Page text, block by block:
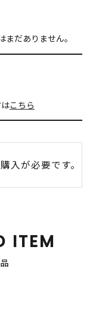
まだありません。
こちら
入が必要です。
ITEM